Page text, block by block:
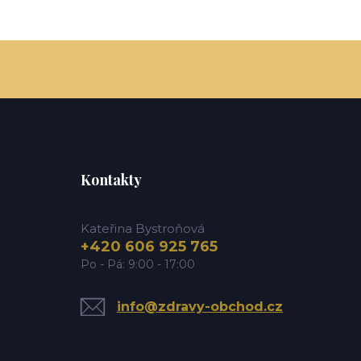
Kontakty
Kateřina Bystroňová
+420 606 925 765
Po - Pá: 9:00 - 17:00
info@zdravy-obchod.cz